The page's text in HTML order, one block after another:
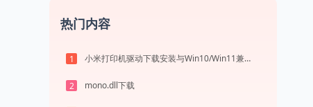
热门内容
1 小米打印机驱动下载安装与Win10/Win11兼容性问题解决方案
2 mono.dll下载